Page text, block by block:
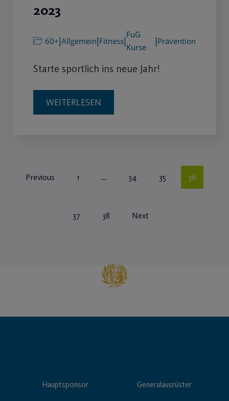
2023
60+|Allgemein|Fitness|
FuG
Kurse
|Prävention
Starte sportlich ins neue Jahr!
WEITERLESEN
Previous 1 … 34 35 36
37 38 Next
Hauptsponsor Generalausrüster